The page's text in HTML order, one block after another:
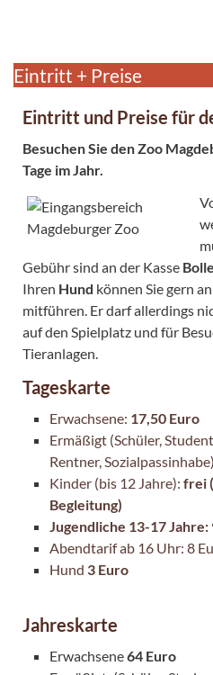
Eintritt + Preise
Eintritt und Preise für
Besuchen Sie den Zoo
Tage im Jahr.
Gebühr sind an der Kasse
Ihren Hund können Sie gern
mitführen. Er darf allerdings
auf den Spielplatz und für
Tieranlagen.
Tageskarte
Erwachsene: 17,50 Euro
Ermäßigt (Schüler,
Rentner,
Kinder (bis 12 Jahre): frei
Begleitung)
Jugendliche 13-17 Jahre:
Abendtarif ab 16 Uhr: 8
Hund 3 Euro
Jahreskarte
Erwachsene64 Euro